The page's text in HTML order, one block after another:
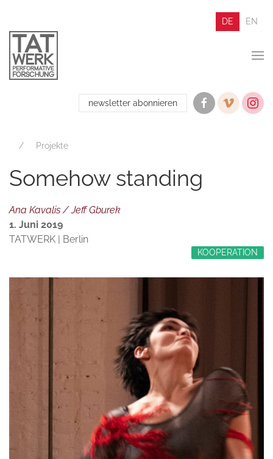
DE EN
newsletter abonnieren
Projekte
Somehow standing
Ana Kavalis / Jeff Gburek
1. Juni 2019
TATWERK | Berlin
KOOPERATION